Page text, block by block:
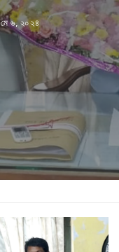
মে ৬, ২০২৪